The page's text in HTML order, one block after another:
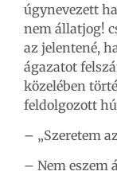
úgynevezett
nem állatjog!
az jelentené,
ágazatot
közelében
feldolgozott
– „Szeretem
– Nem eszem